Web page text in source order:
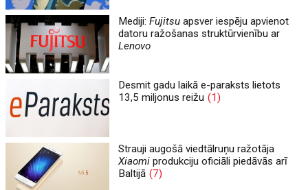
Mediji:Fujitsu apsver iespēju apvienot
datoru ražošanas struktūrvienību ar
Lenovo
Desmit gadu laikā e-paraksts lietots
13,5 miljonus reižu (1)
Strauji augošā viedtālruņu ražotāja
Xiaomi produkciju oficiāli piedāvās arī
Baltijā (7)